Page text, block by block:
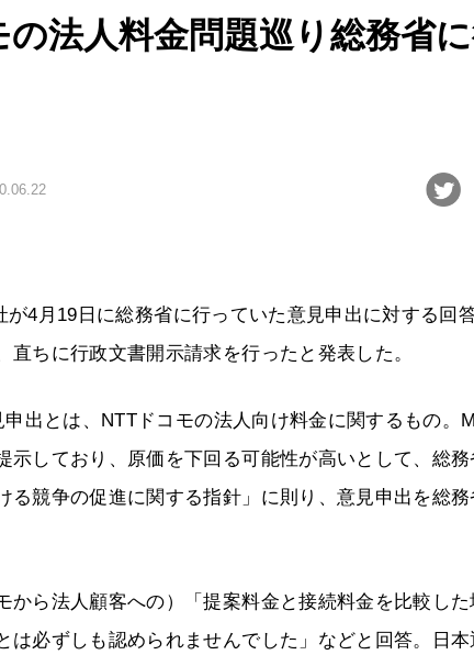
の法人料金問題巡り総務省
が4月19日に総務省に行っていた意見申出に対する回
ちに行政文書開示請求を行ったと発表した。
出とは、NTTドコモの法人向け料金に関するもの。
示しており、原価を下回る可能性が高いとして、総
る競争の促進に関する指針」に則り、意見申出を総
から法人顧客への）「提案料金と接続料金を比較し
は必ずしも認められませんでした」などと回答。日